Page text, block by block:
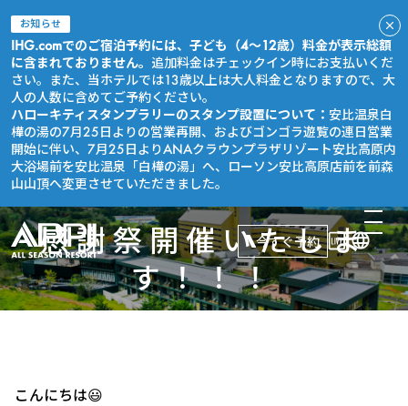
お知らせ
IHG.comでのご宿泊予約には、子ども（4～12歳）料金が表示総額
に含まれておりません。 追加料金はチェックイン時にお支払いくだ
さい。また、当ホテルでは13歳以上は大人料金となりますので、大
人の人数に含めてご予約ください。
ハローキティスタンプラリーのスタンプ設置について： 安比温泉白
樺の湯の7月25日よりの営業再開、およびゴンゴラ遊覧の連日営業
開始に伴い、7月25日よりANAクラウンプラザリゾート安比高原内
大浴場前を安比温泉「白樺の湯」へ、ローソン安比高原店前を前森
山山頂へ変更させていただきました。
今すぐ予約
感謝祭開催いたしま
す！！！
こんにちは😃